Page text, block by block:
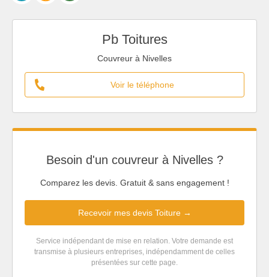
Pb Toitures
Couvreur à Nivelles
Voir le téléphone
Besoin d'un couvreur à Nivelles ?
Comparez les devis. Gratuit & sans engagement !
Recevoir mes devis Toiture →
Service indépendant de mise en relation. Votre demande est
transmise à plusieurs entreprises, indépendamment de celles
présentées sur cette page.